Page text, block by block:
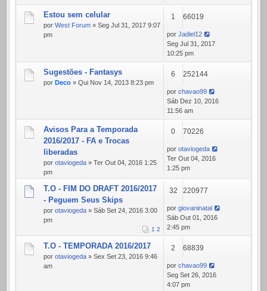
Estou sem celular
por West Forum » Seg Jul 31, 2017 9:07
pm
1 66019
por Jadiel12
Seg Jul 31, 2017
10:25 pm
Sugestões - Fantasys
por Deco » Qui Nov 14, 2013 8:23 pm
6 252144
por chavao99
Sáb Dez 10, 2016
11:56 am
Avisos Para a Temporada
2016/2017 - FA e Trocas
liberadas
por otaviogeda » Ter Out 04, 2016 1:25
pm
0 70226
por otaviogeda
Ter Out 04, 2016
1:25 pm
T.O - FIM DO DRAFT 2016/2017
- Peguem Seus Skips
por otaviogeda » Sáb Set 24, 2016 3:00
pm
1 2
32 220977
por giovaninatal
Sáb Out 01, 2016
2:45 pm
T.O - TEMPORADA 2016/2017
por otaviogeda » Sex Set 23, 2016 9:46
am
2 68839
por chavao99
Seg Set 26, 2016
4:07 pm